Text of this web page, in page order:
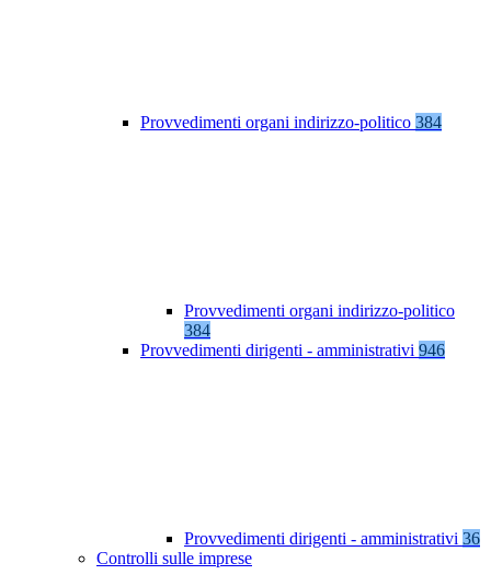
Provvedimenti organi indirizzo-politico 384
Provvedimenti organi indirizzo-politico
384
Provvedimenti dirigenti - amministrativi 946
Provvedimenti dirigenti - amministrativi 36
Controlli sulle imprese